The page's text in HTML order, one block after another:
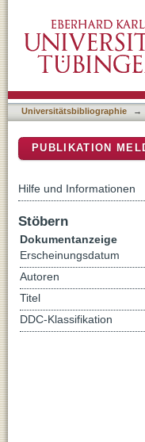
Universitätsbibliographie →
PUBLIKATION
Hilfe und Informationen
Stöbern
Dokumentanzeige
Erscheinungsdatum
Autoren
Titel
DDC-Klassifikation